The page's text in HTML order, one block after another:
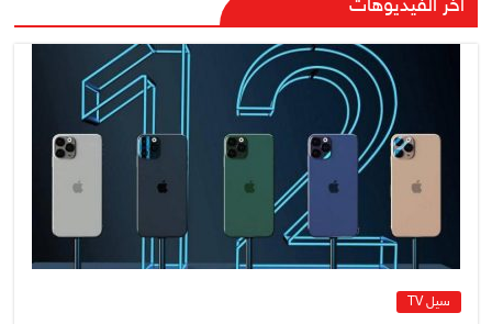
المشاريع الاستراتيجية بالموصل
ويشدد على ضرورة إنجازها
8 أغسطس، 2026 No Comment
وزير النفط: الوزارة نجحت في تأمين
المنتجات النفطية رغم تحديات
الملاحة وأزمة مضيق هرمز
آخر الفيديوهات
سيل TV